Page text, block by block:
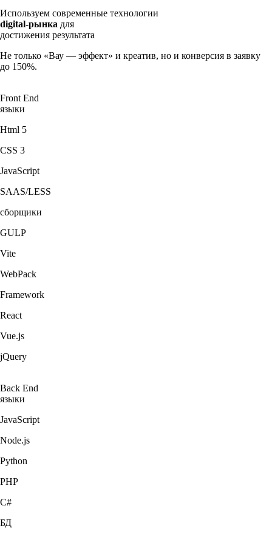
Используем современные технологии
digital-рынка для
достижения результата
Не только «Вау — эффект» и креатив, но и конверсия в заявку
до 150%.
Front End
языки
Html 5
CSS 3
JavaScript
SAAS/LESS
сборщики
GULP
Vite
WebPack
Framework
React
Vue.js
jQuery
Back End
языки
JavaScript
Node.js
Python
PHP
C#
БД